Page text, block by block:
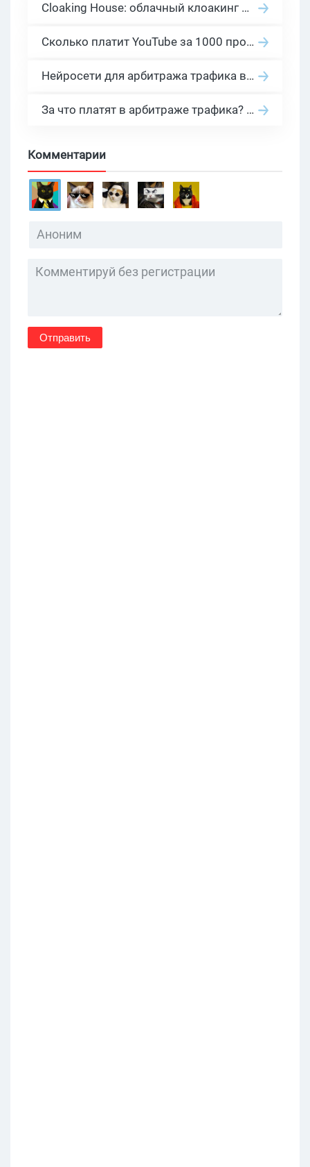
Cloaking House: облачный клоакинг для фильтрации ботов FB и Google Ads — гайд PHP-интеграции 2026
Сколько платит YouTube за 1000 просмотров в 2026: реальные цифры от 0.5 до 36 USD по ГЕО
Нейросети для арбитража трафика в 2026: инструменты, кейсы и AI-медиабайеры
За что платят в арбитраже трафика? 30 моделей оплаты в бурж и СНГ партнерках
Комментарии
Отправить